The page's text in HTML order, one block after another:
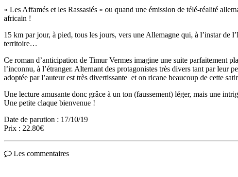
« Les Affamés et les Rassasiés » ou quand une émission de télé-réalité
africain !
15 km par jour, à pied, tous les jours, vers une Allemagne qui, à l’instar de
territoire…
Ce roman d’anticipation de Timur Vermes imagine une suite parfaitement
l’inconnu, à l’étranger. Alternant des protagonistes très divers tant par leur
adoptée par l’auteur est très divertissante et on ricane beaucoup de cette
Une lecture amusante donc grâce à un ton (faussement) léger, mais une
Une petite claque bienvenue !
Date de parution : 17/10/19
Prix : 22.80€
Les commentaires